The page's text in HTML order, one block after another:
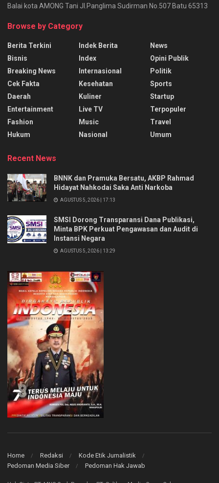
Balai kota AMONG Tani Jl.Panglima Sudirman No.507 Batu 65313
Browse by Category
Berita Terkini
Bisnis
Breaking News
Cek Fakta
Daerah
Entertainment
Fashion
Hukum
Indek Berita
Index
Internasional
Kesehatan
Kuliner
Live TV
Music
Nasional
News
Opini Publik
Politik
Sports
Startup
Terpopuler
Travel
Umum
Recent News
BNNK dan Pramuka Bersatu, AKBP Rahmad
Hidayat Nahkodai Saka Anti Narkoba
AGUSTUS 5, 2026 | 17:13
SMSI Dorong Transparansi Dana Publikasi,
Minta BPK Perkuat Pengawasan dan Audit di
Instansi Negara
AGUSTUS 5, 2026 | 13:29
Home Redaksi
Kode Etik Jurnalistik
Pedoman Media Siber
Pedoman Hak Jawab